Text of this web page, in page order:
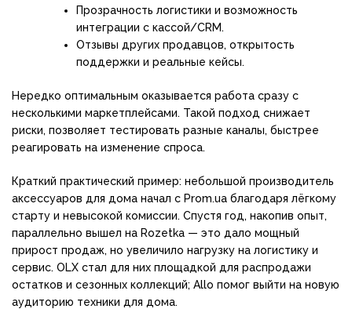
Прозрачность логистики и возможность
интеграции с кассой/CRM.
Отзывы других продавцов, открытость
поддержки и реальные кейсы.
Нередко оптимальным оказывается работа сразу с
несколькими маркетплейсами. Такой подход снижает
риски, позволяет тестировать разные каналы, быстрее
реагировать на изменение спроса.
Краткий практический пример: небольшой производитель
аксессуаров для дома начал с Prom.ua благодаря лёгкому
старту и невысокой комиссии. Спустя год, накопив опыт,
параллельно вышел на Rozetka — это дало мощный
прирост продаж, но увеличило нагрузку на логистику и
сервис. OLX стал для них площадкой для распродажи
остатков и сезонных коллекций; Allo помог выйти на новую
аудиторию техники для дома.